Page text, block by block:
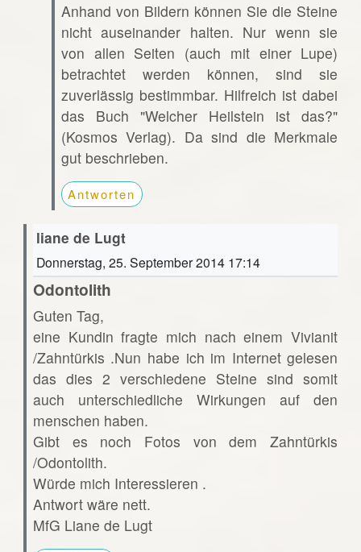
Anhand von Bildern können Sie die Steine
nicht auseinander halten. Nur wenn sie
von allen Seiten (auch mit einer Lupe)
betrachtet werden können, sind sie
zuverlässig bestimmbar. Hilfreich ist dabei
das Buch "Welcher Heilstein ist das?"
(Kosmos Verlag). Da sind die Merkmale
gut beschrieben.
Antworten
liane de Lugt
Donnerstag, 25. September 2014 17:14
Odontolith
Guten Tag,
eine Kundin fragte mich nach einem Vivianit
/Zahntürkis .Nun habe ich im Internet gelesen
das dies 2 verschiedene Steine sind somit
auch unterschiedliche Wirkungen auf den
menschen haben.
Gibt es noch Fotos von dem Zahntürkis
/Odontolith.
Würde mich Interessieren .
Antwort wäre nett.
MfG Liane de Lugt